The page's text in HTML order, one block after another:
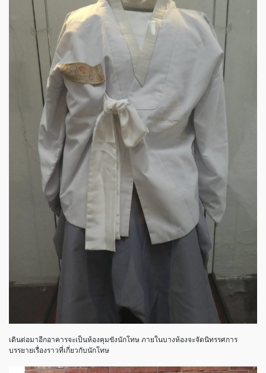
เดินต่อมาอีกอาคารจะเป็นห้องคุมขังนักโทษ ภายในบางห้องจะจัดนิทรรศการ
บรรยายเรื่องราวที่เกี่ยวกับนักโทษ